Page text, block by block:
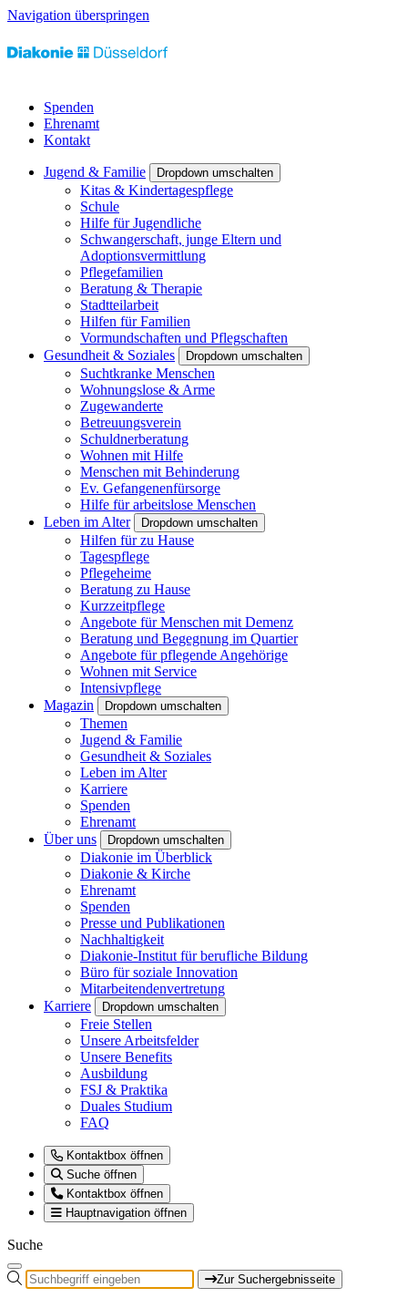
Navigation überspringen
Spenden
Ehrenamt
Kontakt
Jugend & Familie Dropdown umschalten
Kitas & Kindertagespflege
Schule
Hilfe für Jugendliche
Schwangerschaft, junge Eltern und
Adoptionsvermittlung
Pflegefamilien
Beratung & Therapie
Stadtteilarbeit
Hilfen für Familien
Vormundschaften und Pflegschaften
Gesundheit & Soziales
Dropdown umschalten
Suchtkranke Menschen
Wohnungslose & Arme
Zugewanderte
Betreuungsverein
Schuldnerberatung
Wohnen mit Hilfe
Menschen mit Behinderung
Ev. Gefangenenfürsorge
Hilfe für arbeitslose Menschen
Leben im Alter
Dropdown umschalten
Hilfen für zu Hause
Tagespflege
Pflegeheime
Beratung zu Hause
Kurzzeitpflege
Angebote für Menschen mit Demenz
Beratung und Begegnung im Quartier
Angebote für pflegende Angehörige
Wohnen mit Service
Intensivpflege
Magazin
Dropdown umschalten
Themen
Jugend & Familie
Gesundheit & Soziales
Leben im Alter
Karriere
Spenden
Ehrenamt
Über uns
Dropdown umschalten
Diakonie im Überblick
Diakonie & Kirche
Ehrenamt
Spenden
Presse und Publikationen
Nachhaltigkeit
Diakonie-Institut für berufliche Bildung
Büro für soziale Innovation
Mitarbeitendenvertretung
Karriere
Dropdown umschalten
Freie Stellen
Unsere Arbeitsfelder
Unsere Benefits
Ausbildung
FSJ & Praktika
Duales Studium
FAQ
Kontaktbox öffnen
Suche öffnen
Kontaktbox öffnen
Hauptnavigation öffnen
Suche
Zur Suchergebnisseite